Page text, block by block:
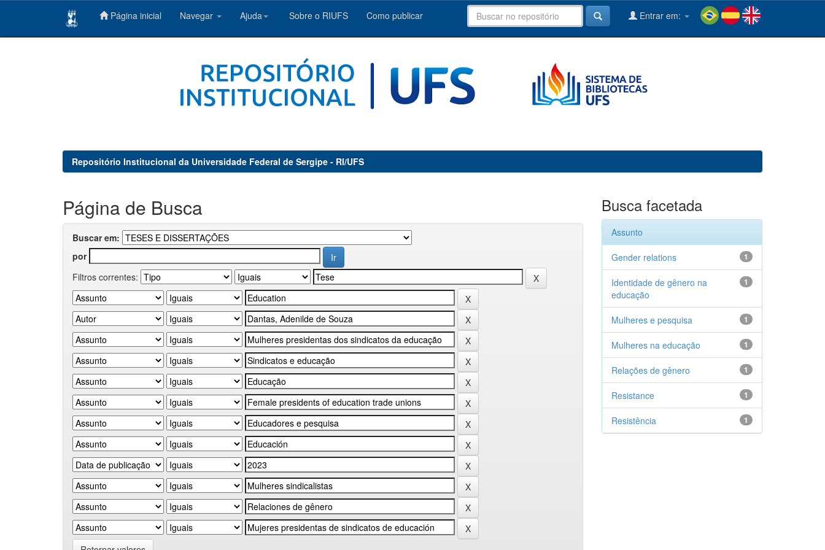
Página inicial Navegar Ajuda Sobre o RIUFS Como publicar Entrar em:
Repositório Institucional da Universidade Federal de Sergipe - RI/UFS
Página de Busca
Buscar em:
por
Filtros correntes:
Busca facetada
Assunto
1
Gender relations
1
Identidade de gênero na
educação
1
Mulheres e pesquisa
1
Mulheres na educação
1
Relações de gênero
1
Resistance
1
Resistência